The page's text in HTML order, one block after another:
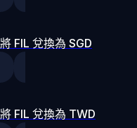
將 FIL 兌換為 SGD
將 FIL 兌換為 TWD